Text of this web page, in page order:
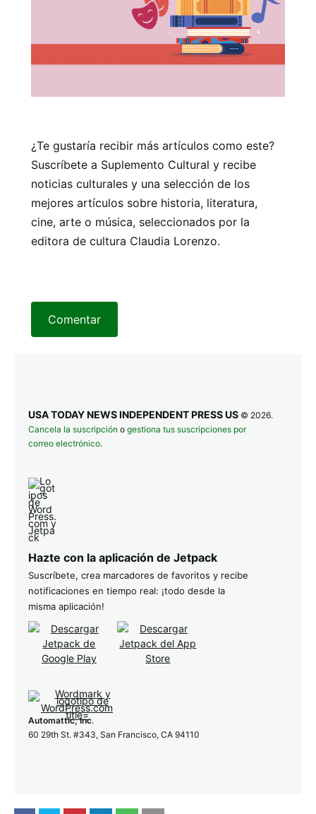
¿Te gustaría recibir más artículos como este?
Suscríbete a Suplemento Cultural y recibe
noticias culturales y una selección de los
mejores artículos sobre historia, literatura,
cine, arte o música, seleccionados por la
editora de cultura Claudia Lorenzo.
Comentar
USA TODAY NEWS INDEPENDENT PRESS US © 2026.
Cancela la suscripción o gestiona tus suscripciones por
correo electrónico.
Hazte con la aplicación de Jetpack
Suscríbete, crea marcadores de favoritos y recibe
notificaciones en tiempo real: ¡todo desde la
misma aplicación!
Automattic, Inc.
60 29th St. #343, San Francisco, CA 94110